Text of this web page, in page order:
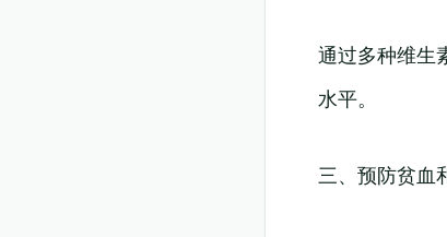
通过多种维生
水平。
三、预防贫血